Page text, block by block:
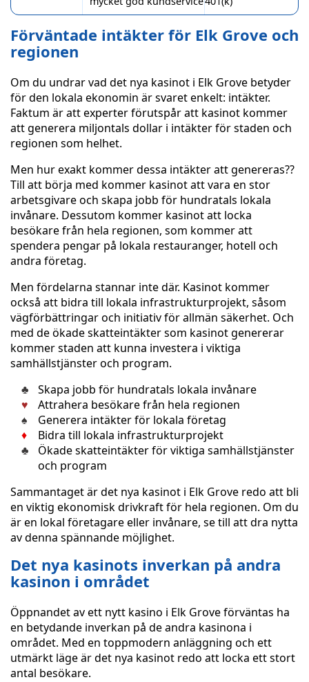
Förväntade intäkter för Elk Grove och
regionen
Om du undrar vad det nya kasinot i Elk Grove betyder
för den lokala ekonomin är svaret enkelt: intäkter.
Faktum är att experter förutspår att kasinot kommer
att generera miljontals dollar i intäkter för staden och
regionen som helhet.
Men hur exakt kommer dessa intäkter att genereras??
Till att börja med kommer kasinot att vara en stor
arbetsgivare och skapa jobb för hundratals lokala
invånare. Dessutom kommer kasinot att locka
besökare från hela regionen, som kommer att
spendera pengar på lokala restauranger, hotell och
andra företag.
Men fördelarna stannar inte där. Kasinot kommer
också att bidra till lokala infrastrukturprojekt, såsom
vägförbättringar och initiativ för allmän säkerhet. Och
med de ökade skatteintäkter som kasinot genererar
kommer staden att kunna investera i viktiga
samhällstjänster och program.
Skapa jobb för hundratals lokala invånare
Attrahera besökare från hela regionen
Generera intäkter för lokala företag
Bidra till lokala infrastrukturprojekt
Ökade skatteintäkter för viktiga samhällstjänster
och program
Sammantaget är det nya kasinot i Elk Grove redo att bli
en viktig ekonomisk drivkraft för hela regionen. Om du
är en lokal företagare eller invånare, se till att dra nytta
av denna spännande möjlighet.
Det nya kasinots inverkan på andra
kasinon i området
Öppnandet av ett nytt kasino i Elk Grove förväntas ha
en betydande inverkan på de andra kasinona i
området. Med en toppmodern anläggning och ett
utmärkt läge är det nya kasinot redo att locka ett stort
antal besökare.